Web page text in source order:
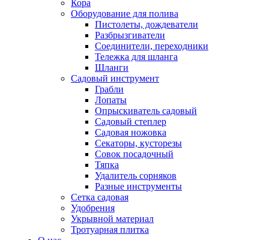
Кора
Оборудование для полива
Пистолеты, дождеватели
Разбрызгиватели
Соединители, переходники
Тележка для шланга
Шланги
Садовый инструмент
Грабли
Лопаты
Опрыскиватель садовый
Садовый степлер
Садовая ножовка
Секаторы, кусторезы
Совок посадочный
Тяпка
Удалитель сорняков
Разные инструменты
Сетка садовая
Удобрения
Укрывной материал
Тротуарная плитка